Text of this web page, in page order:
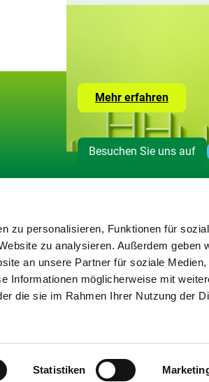
zu personalisieren, Funktionen für
zu analysieren. Außerdem geben
an unsere Partner für soziale Medien,
Informationen möglicherweise mit
die sie im Rahmen Ihrer Nutzung der
Statistiken
Mehr erfahrenZur
Seite
mit
den
der
Besuchen Sie uns auf